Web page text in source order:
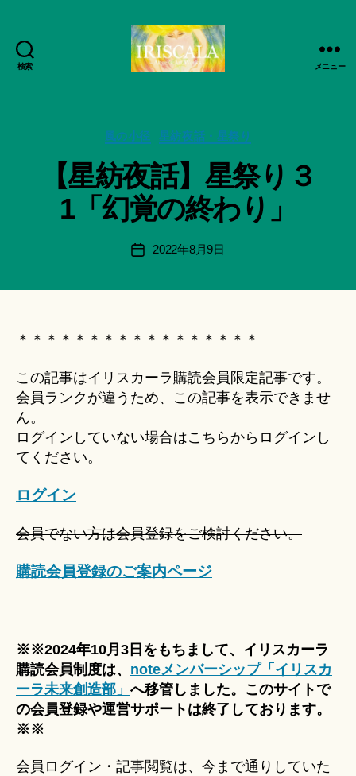
検索
日
活
動
記
録・
品
IRISCALA
メニュー
カ
ゴ
リ
ー
風の小径 星紡夜話・星祭り
【星紡夜話】星祭り３
1「幻覚の終わり」
投
稿
:
智
日
月
＊
F
u
a
ki
＊
投
2022年8月9日
＊＊＊＊＊＊＊＊＊＊＊＊＊＊＊＊＊
この記事はイリスカーラ購読会員限定記事です。
会員ランクが違うため、この記事を表示できませ
ん。
ログインしていない場合はこちらからログインし
てください。
ログイン
会員でない方は会員登録をご検討ください。
購読会員登録のご案内ページ
※※2024年10月3日をもちまして、イリスカーラ
購読会員制度は、 noteメンバーシップ「イリスカ
ーラ未来創造部」 へ移管しました。このサイトで
の会員登録や運営サポートは終了しております。
※※
会員ログイン・記事閲覧は、今まで通りしていた